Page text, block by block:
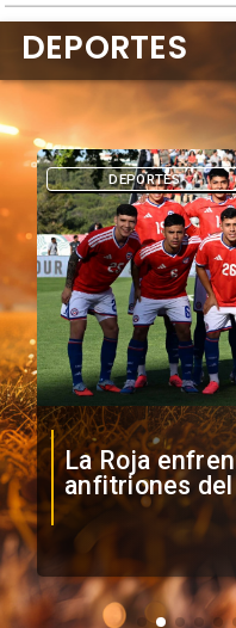
La Roja
anfitriones
DEPORTES
DEPORTES